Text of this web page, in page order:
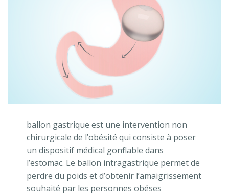
ballon gastrique est une intervention non
chirurgicale de l’obésité qui consiste à poser
un dispositif médical gonflable dans
l’estomac. Le ballon intragastrique permet de
perdre du poids et d’obtenir l’amaigrissement
souhaité par les personnes obéses